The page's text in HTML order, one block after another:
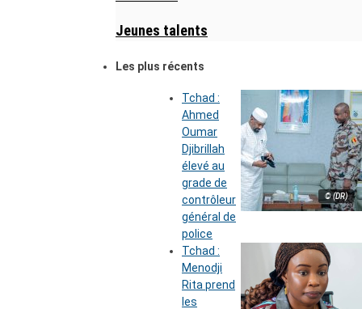
Jeunes talents
Les plus récents
© (DR)
Tchad :
Ahmed
Oumar
Djibrillah
élevé au
grade de
contrôleur
général de
police
Tchad :
Menodji
Rita prend
les